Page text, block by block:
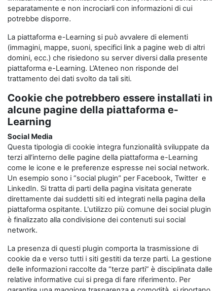
separatamente e non incrociarli con informazioni di cui
potrebbe disporre.
La piattaforma e-Learning si può avvalere di elementi
(immagini, mappe, suoni, specifici link a pagine web di altri
domini, ecc.) che risiedono su server diversi dalla presente
piattaforma e-Learning. L’Ateneo non risponde del
trattamento dei dati svolto da tali siti.
Cookie che potrebbero essere installati in
alcune pagine della piattaforma e-
Learning
Social Media
Questa tipologia di cookie integra funzionalità sviluppate da
terzi all’interno delle pagine della piattaforma e-Learning
come le icone e le preferenze espresse nei social network.
Un esempio sono i “social plugin” per Facebook, Twitter e
LinkedIn. Si tratta di parti della pagina visitata generate
direttamente dai suddetti siti ed integrati nella pagina della
piattaforma ospitante. L'utilizzo più comune dei social plugin
è finalizzato alla condivisione dei contenuti sui social
network.
La presenza di questi plugin comporta la trasmissione di
cookie da e verso tutti i siti gestiti da terze parti. La gestione
delle informazioni raccolte da “terze parti” è disciplinata dalle
relative informative cui si prega di fare riferimento. Per